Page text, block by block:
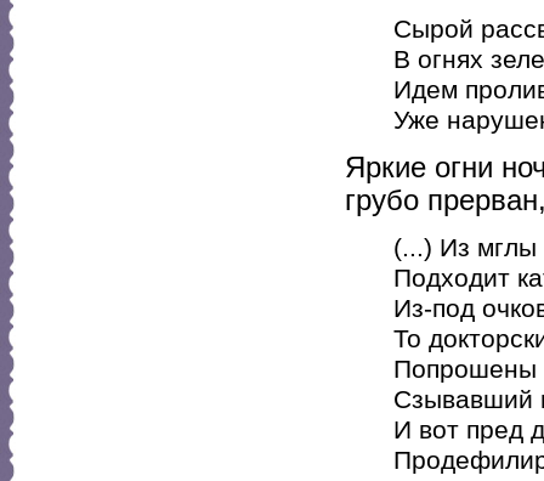
Сырой
В огнях
Идем
Уже
Яркие огни
грубо
(...) Из мглы
Подходит
Из-под
То
Попрошены
Сзывавший
И вот пред